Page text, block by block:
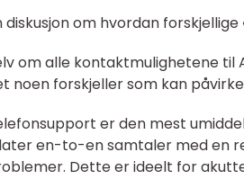
diskusjon om hvordan
om alle kontaktmulighetene til
noen forskjeller som kan
er den mest
en-to-en samtaler med en
Dette er ideelt for